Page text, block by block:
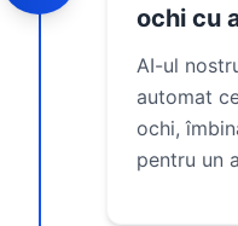
ochi cu
AI-ul
automat
ochi,
pentru un